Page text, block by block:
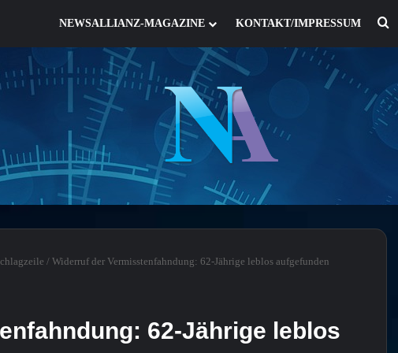
NEWSALLIANZ-MAGAZINE KONTAKT/IMPRESSUM
/ Widerruf der Vermisstenfahndung: 62-Jährige leblos aufgefunden
62-Jährige leblos